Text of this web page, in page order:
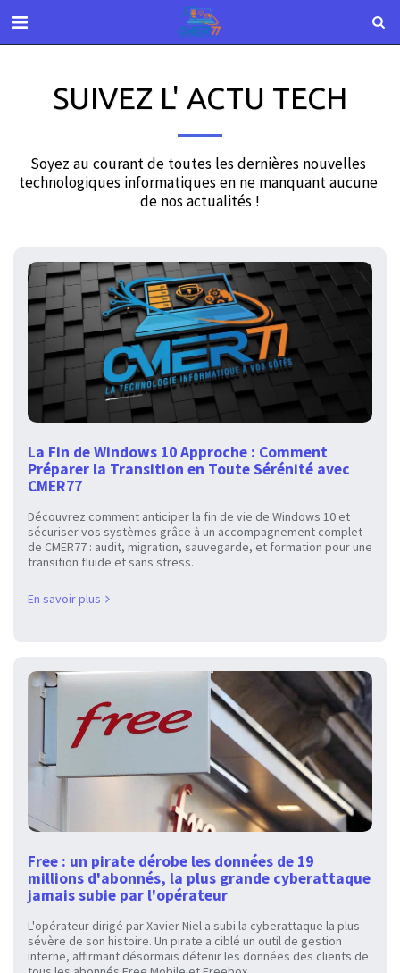
SUIVEZ L' ACTU TECH
Soyez au courant de toutes les dernières nouvelles
technologiques informatiques en ne manquant aucune
de nos actualités !
La Fin de Windows 10 Approche : Comment
Préparer la Transition en Toute Sérénité avec
CMER77
Découvrez comment anticiper la fin de vie de Windows 10 et
sécuriser vos systèmes grâce à un accompagnement complet
de CMER77 : audit, migration, sauvegarde, et formation pour une
transition fluide et sans stress.
En savoir plus
Free : un pirate dérobe les données de 19
millions d'abonnés, la plus grande cyberattaque
jamais subie par l'opérateur
L'opérateur dirigé par Xavier Niel a subi la cyberattaque la plus
sévère de son histoire. Un pirate a ciblé un outil de gestion
interne, affirmant désormais détenir les données des clients de